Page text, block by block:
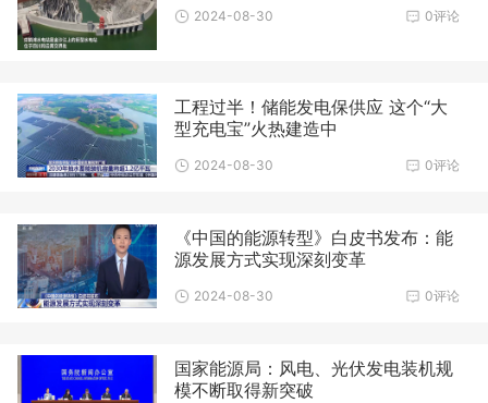
0评论
2024-08-30
工程过半！储能发电保供应 这个“大
型充电宝”火热建造中
0评论
2024-08-30
《中国的能源转型》白皮书发布：能
源发展方式实现深刻变革
0评论
2024-08-30
国家能源局：风电、光伏发电装机规
模不断取得新突破